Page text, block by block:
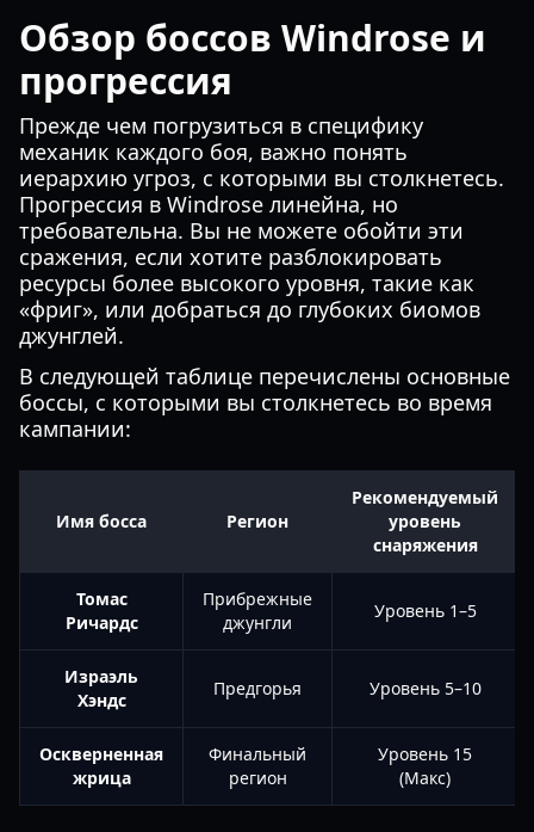
Обзор боссов Windrose и
прогрессия
Прежде чем погрузиться в специфику
механик каждого боя, важно понять
иерархию угроз, с которыми вы столкнетесь.
Прогрессия в Windrose линейна, но
требовательна. Вы не можете обойти эти
сражения, если хотите разблокировать
ресурсы более высокого уровня, такие как
«фриг», или добраться до глубоких биомов
джунглей.
В следующей таблице перечислены основные
боссы, с которыми вы столкнетесь во время
кампании:
Имя босса Регион
Рекомендуемый
уровень
снаряжения
Томас
Ричардс
Прибрежные
джунгли
Уровень 1–5
Израэль
Хэндс
Предгорья Уровень 5–10
Оскверненная
жрица
Финальный
регион
Уровень 15
(Макс)